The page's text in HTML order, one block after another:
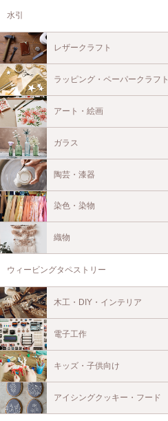
水引
レザークラフト
ラッピング・ペーパークラフト
アート・絵画
ガラス
陶芸・漆器
染色・染物
織物
ウィービングタペストリー
木工・DIY・インテリア
電子工作
キッズ・子供向け
アイシングクッキー・フード